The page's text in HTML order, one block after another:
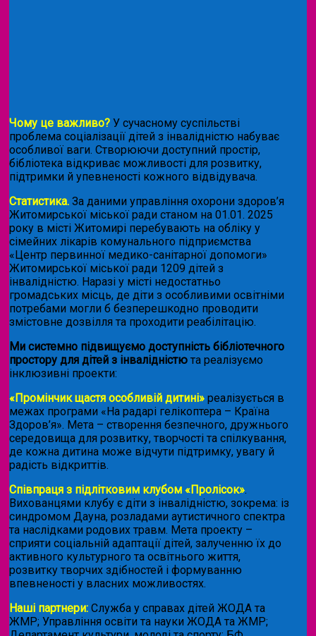
Чому це важливо? У сучасному суспільстві
проблема соціалізації дітей з інвалідністю набуває
особливої ваги. Створюючи доступний простір,
бібліотека відкриває можливості для розвитку,
підтримки й упевненості кожного відвідувача.
Статистика. За даними управління охорони здоров’я
Житомирської міської ради станом на 01.01. 2025
року в місті Житомирі перебувають на обліку у
сімейних лікарів комунального підприємства
«Центр первинної медико-санітарної допомоги»
Житомирської міської ради 1209 дітей з
інвалідністю. Наразі у місті недостатньо
громадських місць, де діти з особливими освітніми
потребами могли б безперешкодно проводити
змістовне дозвілля та проходити реабілітацію.
Ми системно підвищуємо доступність бібліотечного
простору для дітей з інвалідністю та реалізуємо
інклюзивні проекти:
«Промінчик щастя особливій дитині» реалізується в
межах програми «На радарі гелікоптера – Країна
Здоров’я». Мета – створення безпечного, дружнього
середовища для розвитку, творчості та спілкування,
де кожна дитина може відчути підтримку, увагу й
радість відкриттів.
Співпраця з підлітковим клубом «Пролісок».
Вихованцями клубу є діти з інвалідністю, зокрема: із
синдромом Дауна, розладами аутистичного спектра
та наслідками родових травм. Мета проекту –
сприяти соціальній адаптації дітей, залученню їх до
активного культурного та освітнього життя,
розвитку творчих здібностей і формуванню
впевненості у власних можливостях.
Наші партнери: Служба у справах дітей ЖОДА та
ЖМР; Управління освіти та науки ЖОДА та ЖМР;